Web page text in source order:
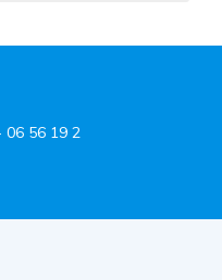
06 56 19 2